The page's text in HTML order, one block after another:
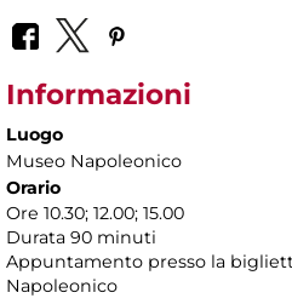
Informazioni
Luogo
Museo Napoleonico
Orario
Ore 10.30; 12.00; 15.00
Durata 90 minuti
Appuntamento presso la
Napoleonico